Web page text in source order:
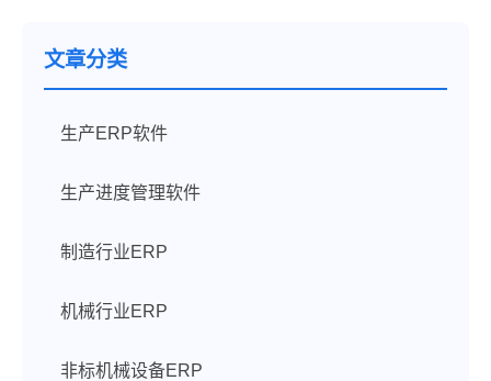
文章分类
生产ERP软件
生产进度管理软件
制造行业ERP
机械行业ERP
非标机械设备ERP